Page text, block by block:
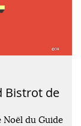
Bistrot de
Noël du Guide